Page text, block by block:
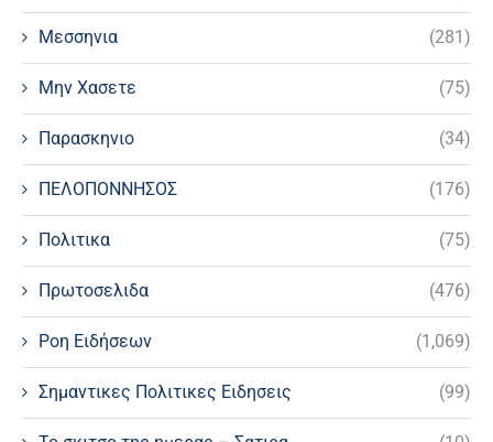
Μεσσηνια (281)
Μην Χασετε (75)
Παρασκηνιο (34)
ΠΕΛΟΠΟΝΝΗΣΟΣ (176)
Πολιτικα (75)
Πρωτοσελιδα (476)
Ροη Ειδήσεων (1,069)
Σημαντικες Πολιτικες Ειδησεις (99)